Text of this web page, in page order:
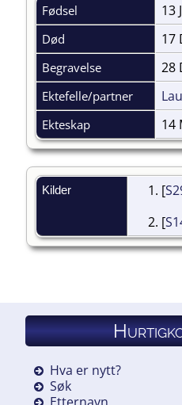
Fødsel 13
Død 17
Begravelse 28
Ektefelle/partner
Ekteskap 14
Kilder [
[
Hva er nytt?
Søk